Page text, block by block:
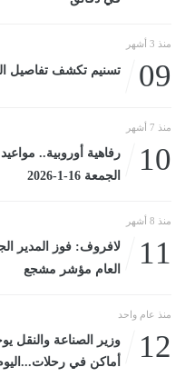
منذ 3 أشهر
09 تسنيم تكشف تفاصيل
منذ 7 أشهر
10
رفاهية أوروبية..
الجمعة 16-1-2026
منذ 8 أشهر
11
لافروف: فوز المدير
العام مؤشر مشجع
منذ عام واحد
12
وزير الصناعة والنقل